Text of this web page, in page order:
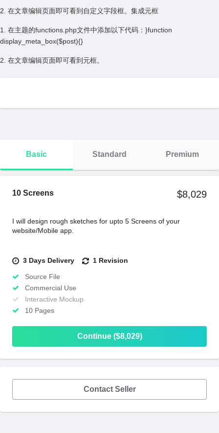
2. 在⽂章编辑页⾯即可看到⾃定义字段框。集成元框
1. 在主题的functions.php⽂件中添加以下代码：}function
display_meta_box($post){}
2. 在⽂章编辑页⾯即可看到元框。
Basic Standard Premium
10 Screens $8,029
I will design rough sketches for upto 5 Screens of your
website/Mobile app.
3 Days Delivery 1 Revision
Source File
Commercial Use
Interactive Mockup
10 Pages
Continue ($8,029)
Contact Seller